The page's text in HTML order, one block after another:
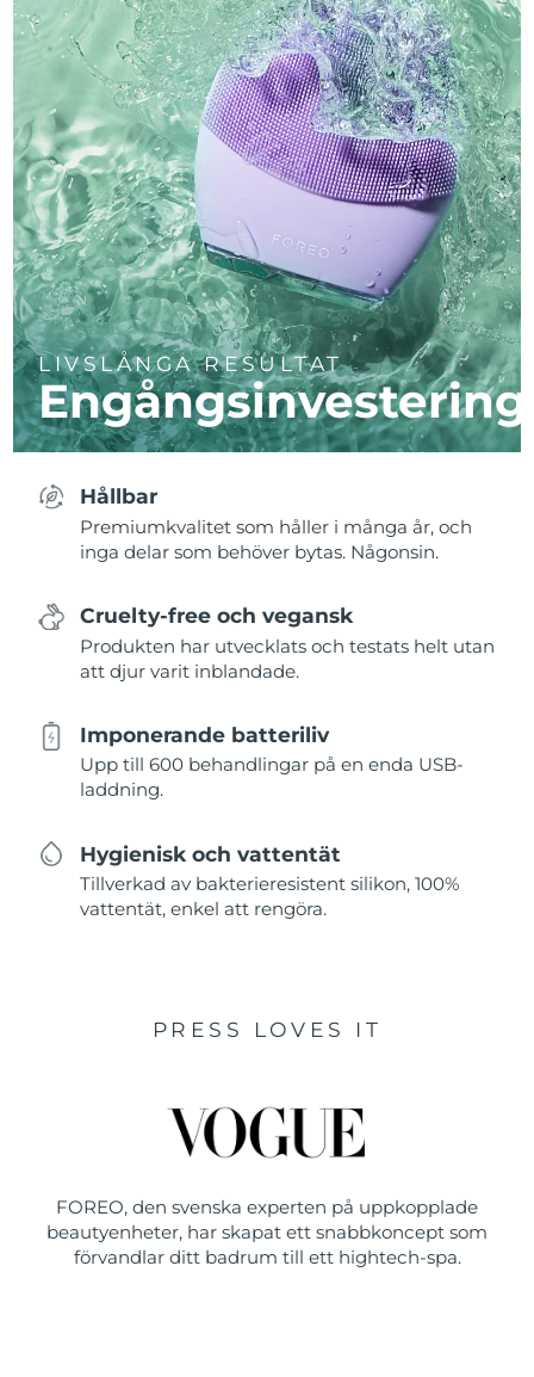
LIVSLÅNGA RESULTAT
Engångsinvestering
Hållbar
Premiumkvalitet som håller i många år, och
inga delar som behöver bytas. Någonsin.
Cruelty-free och vegansk
Produkten har utvecklats och testats helt utan
att djur varit inblandade.
Imponerande batteriliv
Upp till 600 behandlingar på en enda USB-
laddning.
Hygienisk och vattentät
Tillverkad av bakterieresistent silikon, 100%
vattentät, enkel att rengöra.
PRESS LOVES IT
FOREO, den svenska experten på uppkopplade
beautyenheter, har skapat ett snabbkoncept som
förvandlar ditt badrum till ett hightech-spa.